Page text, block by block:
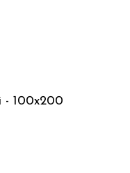
- 100x200